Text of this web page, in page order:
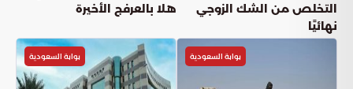
التخلص من الشك الزوجي
نهائيًا
هلا بالعرفج الأخيرة
بوابة السعودية بوابة السعودية